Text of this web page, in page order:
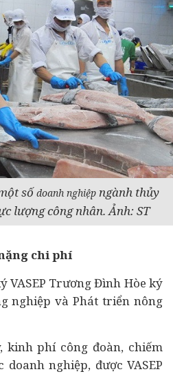
sốdoanh nghiệp ngành thủy
lượng công nhân. Ảnh: ST
chi phí
VASEP Trương Đình Hòe ký
nghiệp và Phát triển nông
kinh phí công đoàn, chiếm
nghiệp, được VASEP